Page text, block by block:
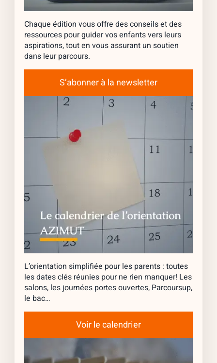
Chaque édition vous offre des conseils et des
ressources pour guider vos enfants vers leurs
aspirations, tout en vous assurant un soutien
dans leur parcours.
S’abonner à la newsletter
L’orientation simplifiée pour les parents : toutes
les dates clés réunies pour ne rien manquer! Les
salons, les journées portes ouvertes, Parcoursup,
le bac…
Voir le calendrier